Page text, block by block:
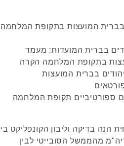
המועצות בתקופת המלחמה
בברית המועדות: מעמד
בתקופת המלחמה הקרה
בברית המועצות
תקופת המלחמה
בדיקה וליבון הקונפליקט בין
מהממשל הסובייטי לבין